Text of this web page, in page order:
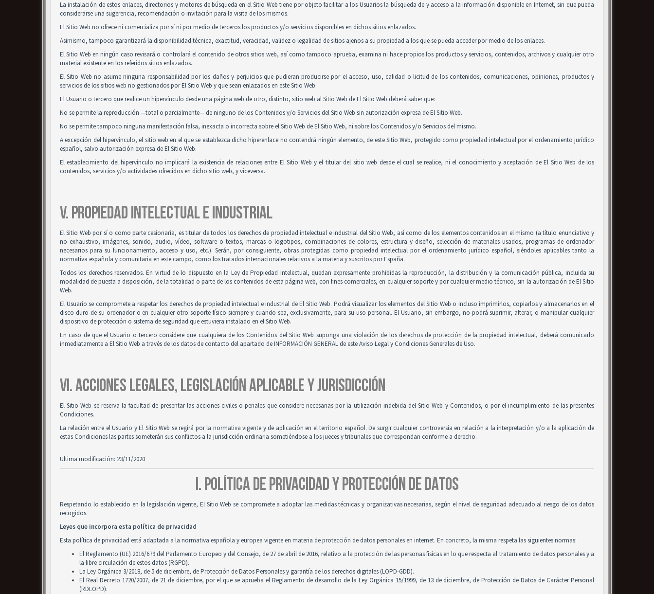
La instalación de estos enlaces, directorios y motores de búsqueda en el Sitio Web tiene por objeto facilitar a los Usuarios la búsqueda de y acceso a la información disponible en Internet, sin que pueda
considerarse una sugerencia, recomendación o invitación para la visita de los mismos.
El Sitio Web no ofrece ni comercializa por sí ni por medio de terceros los productos y/o servicios disponibles en dichos sitios enlazados.
Asimismo, tampoco garantizará la disponibilidad técnica, exactitud, veracidad, validez o legalidad de sitios ajenos a su propiedad a los que se pueda acceder por medio de los enlaces.
El Sitio Web en ningún caso revisará o controlará el contenido de otros sitios web, así como tampoco aprueba, examina ni hace propios los productos y servicios, contenidos, archivos y cualquier otro
material existente en los referidos sitios enlazados.
El Sitio Web no asume ninguna responsabilidad por los daños y perjuicios que pudieran producirse por el acceso, uso, calidad o licitud de los contenidos, comunicaciones, opiniones, productos y
servicios de los sitios web no gestionados por El Sitio Web y que sean enlazados en este Sitio Web.
El Usuario o tercero que realice un hipervínculo desde una página web de otro, distinto, sitio web al Sitio Web de El Sitio Web deberá saber que:
No se permite la reproducción —total o parcialmente— de ninguno de los Contenidos y/o Servicios del Sitio Web sin autorización expresa de El Sitio Web.
No se permite tampoco ninguna manifestación falsa, inexacta o incorrecta sobre el Sitio Web de El Sitio Web, ni sobre los Contenidos y/o Servicios del mismo.
A excepción del hipervínculo, el sitio web en el que se establezca dicho hiperenlace no contendrá ningún elemento, de este Sitio Web, protegido como propiedad intelectual por el ordenamiento jurídico
español, salvo autorización expresa de El Sitio Web.
El establecimiento del hipervínculo no implicará la existencia de relaciones entre El Sitio Web y el titular del sitio web desde el cual se realice, ni el conocimiento y aceptación de El Sitio Web de los
contenidos, servicios y/o actividades ofrecidos en dicho sitio web, y viceversa.
V. PROPIEDAD INTELECTUAL E INDUSTRIAL
El Sitio Web por sí o como parte cesionaria, es titular de todos los derechos de propiedad intelectual e industrial del Sitio Web, así como de los elementos contenidos en el mismo (a título enunciativo y
no exhaustivo, imágenes, sonido, audio, vídeo, software o textos, marcas o logotipos, combinaciones de colores, estructura y diseño, selección de materiales usados, programas de ordenador
necesarios para su funcionamiento, acceso y uso, etc.). Serán, por consiguiente, obras protegidas como propiedad intelectual por el ordenamiento jurídico español, siéndoles aplicables tanto la
normativa española y comunitaria en este campo, como los tratados internacionales relativos a la materia y suscritos por España.
Todos los derechos reservados. En virtud de lo dispuesto en la Ley de Propiedad Intelectual, quedan expresamente prohibidas la reproducción, la distribución y la comunicación pública, incluida su
modalidad de puesta a disposición, de la totalidad o parte de los contenidos de esta página web, con fines comerciales, en cualquier soporte y por cualquier medio técnico, sin la autorización de El Sitio
Web.
El Usuario se compromete a respetar los derechos de propiedad intelectual e industrial de El Sitio Web. Podrá visualizar los elementos del Sitio Web o incluso imprimirlos, copiarlos y almacenarlos en el
disco duro de su ordenador o en cualquier otro soporte físico siempre y cuando sea, exclusivamente, para su uso personal. El Usuario, sin embargo, no podrá suprimir, alterar, o manipular cualquier
dispositivo de protección o sistema de seguridad que estuviera instalado en el Sitio Web.
En caso de que el Usuario o tercero considere que cualquiera de los Contenidos del Sitio Web suponga una violación de los derechos de protección de la propiedad intelectual, deberá comunicarlo
inmediatamente a El Sitio Web a través de los datos de contacto del apartado de INFORMACIÓN GENERAL de este Aviso Legal y Condiciones Generales de Uso.
VI. ACCIONES LEGALES, LEGISLACIÓN APLICABLE Y JURISDICCIÓN
El Sitio Web se reserva la facultad de presentar las acciones civiles o penales que considere necesarias por la utilización indebida del Sitio Web y Contenidos, o por el incumplimiento de las presentes
Condiciones.
La relación entre el Usuario y El Sitio Web se regirá por la normativa vigente y de aplicación en el territorio español. De surgir cualquier controversia en relación a la interpretación y/o a la aplicación de
estas Condiciones las partes someterán sus conflictos a la jurisdicción ordinaria sometiéndose a los jueces y tribunales que correspondan conforme a derecho.
Ultima modificación: 23/11/2020
I. POLÍTICA DE PRIVACIDAD Y PROTECCIÓN DE DATOS
Respetando lo establecido en la legislación vigente, El Sitio Web se compromete a adoptar las medidas técnicas y organizativas necesarias, según el nivel de seguridad adecuado al riesgo de los datos
recogidos.
Leyes que incorpora esta política de privacidad
Esta política de privacidad está adaptada a la normativa española y europea vigente en materia de protección de datos personales en internet. En concreto, la misma respeta las siguientes normas:
El Reglamento (UE) 2016/679 del Parlamento Europeo y del Consejo, de 27 de abril de 2016, relativo a la protección de las personas físicas en lo que respecta al tratamiento de datos personales y a
la libre circulación de estos datos (RGPD).
La Ley Orgánica 3/2018, de 5 de diciembre, de Protección de Datos Personales y garantía de los derechos digitales (LOPD-GDD).
El Real Decreto 1720/2007, de 21 de diciembre, por el que se aprueba el Reglamento de desarrollo de la Ley Orgánica 15/1999, de 13 de diciembre, de Protección de Datos de Carácter Personal
(RDLOPD).